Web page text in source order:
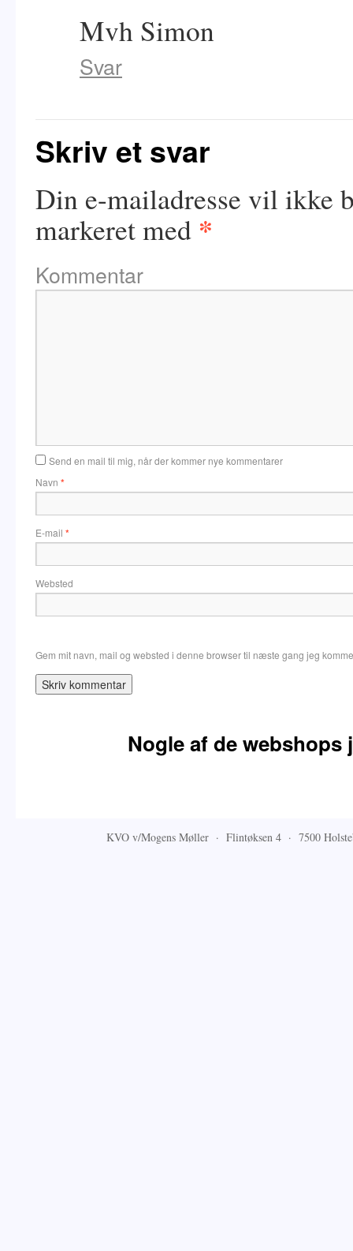
Mvh Simon
Svar
Skriv et svar
Din e-mailadresse vil ikke
markeret med *
Kommentar
Send en mail til mig, når der kommer nye kommentarer
Navn *
E-mail *
Websted
Gem mit navn, mail og websted i denne browser til næste gang jeg
Nogle af de
KVO v/Mogens Møller · Flintøksen 4 · 7500